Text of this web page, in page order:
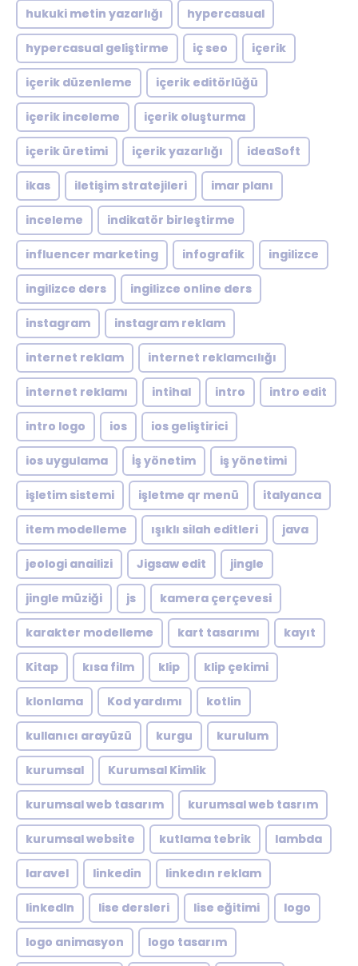
hukuki metin yazarlığı hypercasual
hypercasual geliştirme iç seo içerik
içerik düzenleme içerik editörlüğü
içerik inceleme içerik oluşturma
içerik üretimi içerik yazarlığı ideaSoft
ikas iletişim stratejileri imar planı
inceleme indikatör birleştirme
influencer marketing infografik ingilizce
ingilizce ders ingilizce online ders
instagram instagram reklam
internet reklam internet reklamcılığı
internet reklamı intihal intro intro edit
intro logo ios ios geliştirici
ios uygulama İş yönetim iş yönetimi
işletim sistemi işletme qr menü italyanca
item modelleme ışıklı silah editleri java
jeologi anailizi Jigsaw edit jingle
jingle müziği js kamera çerçevesi
karakter modelleme kart tasarımı kayıt
Kitap kısa film klip klip çekimi
klonlama Kod yardımı kotlin
kullanıcı arayüzü kurgu kurulum
kurumsal Kurumsal Kimlik
kurumsal web tasarım kurumsal web tasrım
kurumsal website kutlama tebrik lambda
laravel linkedin linkedın reklam
linkedln lise dersleri lise eğitimi logo
logo animasyon logo tasarım